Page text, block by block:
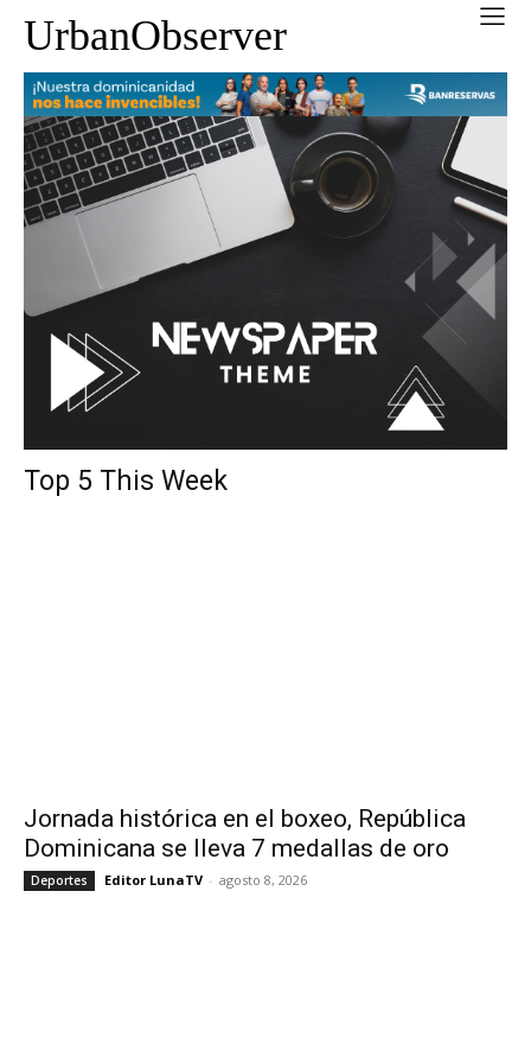
UrbanObserver
Top 5 This Week
Jornada histórica en el boxeo, República
Dominicana se lleva 7 medallas de oro
Deportes Editor LunaTV - agosto 8, 2026